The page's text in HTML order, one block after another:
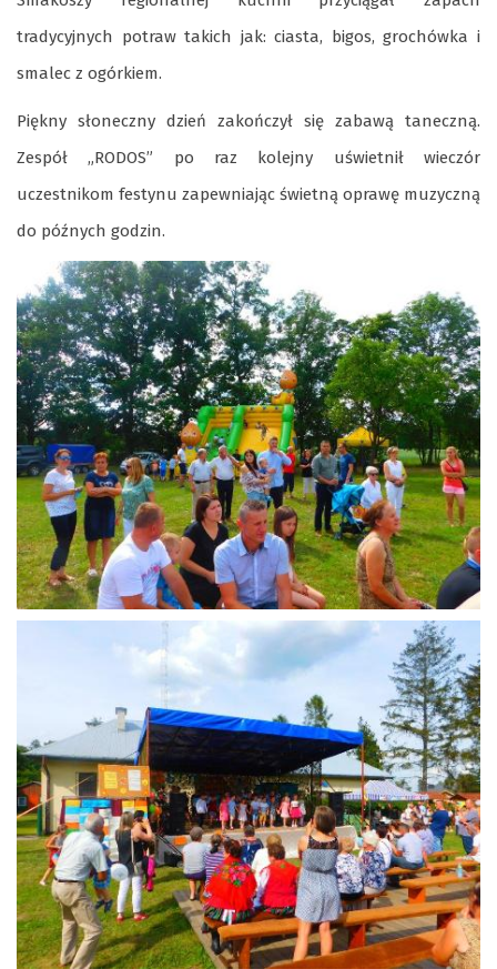
tradycyjnych potraw takich jak: ciasta, bigos, grochówka i
smalec z ogórkiem.
Piękny słoneczny dzień zakończył się zabawą taneczną.
Zespół „RODOS” po raz kolejny uświetnił wieczór
uczestnikom festynu zapewniając świetną oprawę muzyczną
do późnych godzin.